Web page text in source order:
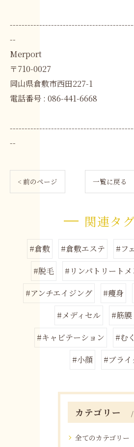
--
Merport
〒710-0027
岡山県倉敷市西田227-1
電話番号 : 086-441-6668
--
< 前のページ 一覧に戻る
関連タグ
#倉敷 #倉敷エステ
#フ
#脱毛
#リンパトリートメ
#アンチエイジング
#痩身
#メディセル
#筋膜
#キャビテーション
#む
#小顔
#ブラ
カテゴリー
全てのカテゴリー